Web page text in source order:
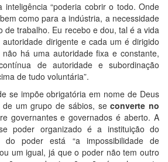
inteligência “poderia cobrir o todo. Onde
como para a indústria, a necessidade
de trabalho. Eu recebo e dou, tal é a vida
dirigente e cada um é dirigido
há uma autoridade fixa e constante,
de autoridade e subordinação
de tudo voluntária”.
se impõe obrigatória em nome de Deus
de um grupo de sábios, seconverte no
governantes e governados é aberto. A
poder organizado é a instituição do
do poder está “a impossibilidade de
um igual, já que o poder não tem outro